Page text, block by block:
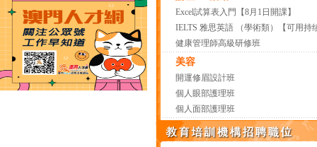
Excel試算表入門【8月1日開課】
IELTS 雅思英語 （學術類）【可用持
健康管理師高級研修班
美容
開運修眉設計班
個人眼部護理班
個人面部護理班